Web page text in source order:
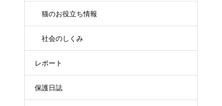
猫のお役立ち情報
社会のしくみ
レポート
保護日誌